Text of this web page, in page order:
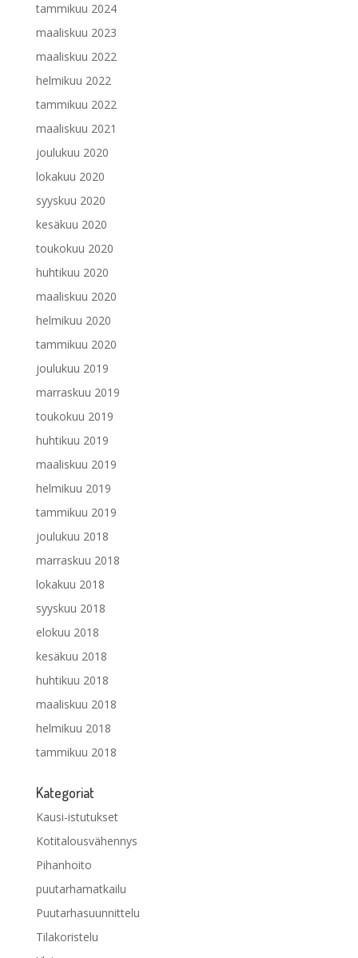
tammikuu 2024
maaliskuu 2023
maaliskuu 2022
helmikuu 2022
tammikuu 2022
maaliskuu 2021
joulukuu 2020
lokakuu 2020
syyskuu 2020
kesäkuu 2020
toukokuu 2020
huhtikuu 2020
maaliskuu 2020
helmikuu 2020
tammikuu 2020
joulukuu 2019
marraskuu 2019
toukokuu 2019
huhtikuu 2019
maaliskuu 2019
helmikuu 2019
tammikuu 2019
joulukuu 2018
marraskuu 2018
lokakuu 2018
syyskuu 2018
elokuu 2018
kesäkuu 2018
huhtikuu 2018
maaliskuu 2018
helmikuu 2018
tammikuu 2018
Kategoriat
Kausi-istutukset
Kotitalousvähennys
Pihanhoito
puutarhamatkailu
Puutarhasuunnittelu
Tilakoristelu